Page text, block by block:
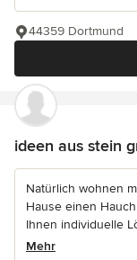
44359 Dortmund
ideen aus stein
Natürlich wohnen
Hause einen
Ihnen individuelle
Mehr